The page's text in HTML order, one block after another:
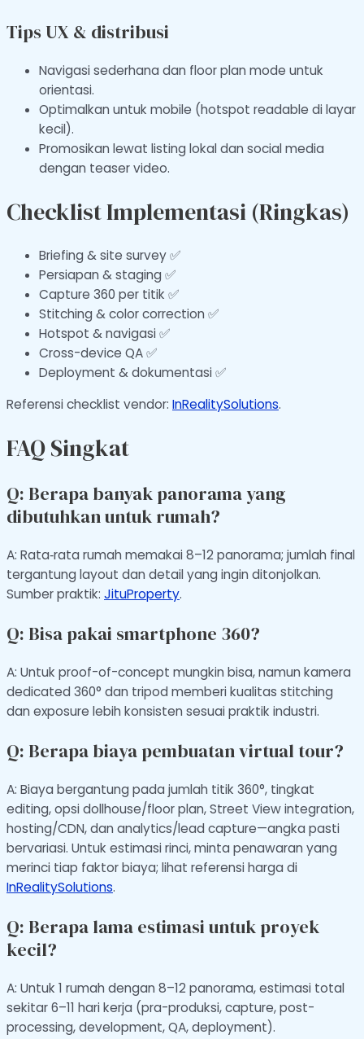
Tips UX & distribusi
Navigasi sederhana dan floor plan mode untuk
orientasi.
Optimalkan untuk mobile (hotspot readable di layar
kecil).
Promosikan lewat listing lokal dan social media
dengan teaser video.
Checklist Implementasi (Ringkas)
Briefing & site survey ✅
Persiapan & staging ✅
Capture 360 per titik ✅
Stitching & color correction ✅
Hotspot & navigasi ✅
Cross-device QA ✅
Deployment & dokumentasi ✅
Referensi checklist vendor: InRealitySolutions.
FAQ Singkat
Q: Berapa banyak panorama yang
dibutuhkan untuk rumah?
A: Rata‑rata rumah memakai 8–12 panorama; jumlah final
tergantung layout dan detail yang ingin ditonjolkan.
Sumber praktik: JituProperty.
Q: Bisa pakai smartphone 360?
A: Untuk proof-of-concept mungkin bisa, namun kamera
dedicated 360° dan tripod memberi kualitas stitching
dan exposure lebih konsisten sesuai praktik industri.
Q: Berapa biaya pembuatan virtual tour?
A: Biaya bergantung pada jumlah titik 360°, tingkat
editing, opsi dollhouse/floor plan, Street View integration,
hosting/CDN, dan analytics/lead capture—angka pasti
bervariasi. Untuk estimasi rinci, minta penawaran yang
merinci tiap faktor biaya; lihat referensi harga di
InRealitySolutions.
Q: Berapa lama estimasi untuk proyek
kecil?
A: Untuk 1 rumah dengan 8–12 panorama, estimasi total
sekitar 6–11 hari kerja (pra-produksi, capture, post-
processing, development, QA, deployment).